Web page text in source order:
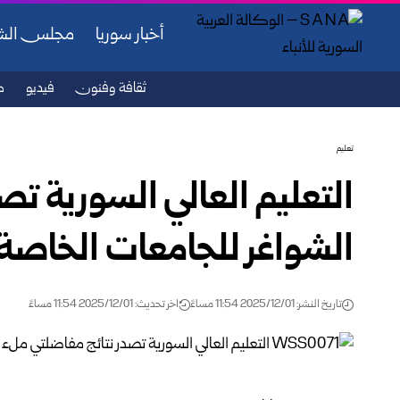
أخبار سوريا مجلس
ثقافة وفنون فيديو
تعليم
التعليم العالي السورية
الشواغر للجامعات
تاريخ النشر: 2025/12/01 11:54 مساءً اخر تحديث: 2025/12/01 11:54 مساءً